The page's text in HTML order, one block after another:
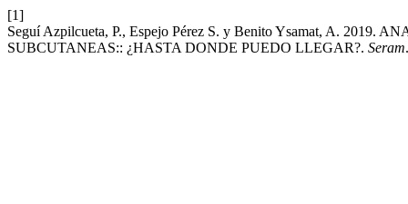
[1]
Seguí Azpilcueta, P., Espejo Pérez S. y Benito Ysamat, A. 2019.
SUBCUTANEAS:: ¿HASTA DONDE PUEDO LLEGAR?. Seram